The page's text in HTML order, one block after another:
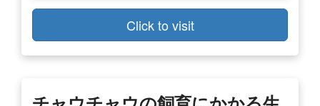
Click to visit